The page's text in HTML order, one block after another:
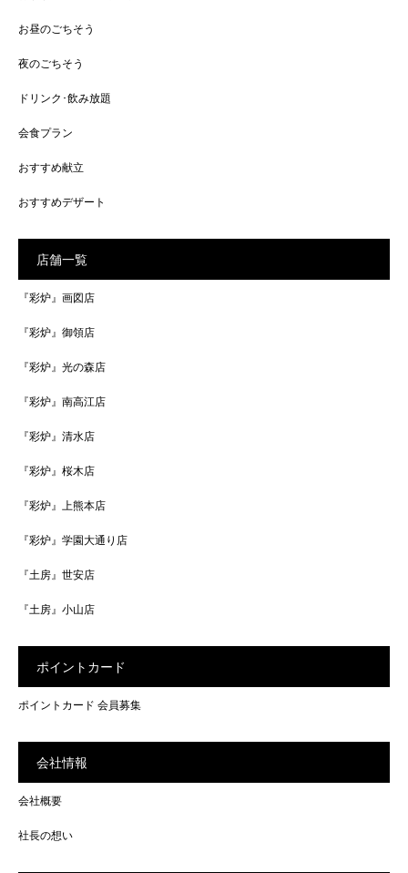
お昼のごちそう
夜のごちそう
ドリンク･飲み放題
会食プラン
おすすめ献立
おすすめデザート
店舗一覧
『彩炉』画図店
『彩炉』御領店
『彩炉』光の森店
『彩炉』南高江店
『彩炉』清水店
『彩炉』桜木店
『彩炉』上熊本店
『彩炉』学園大通り店
『土房』世安店
『土房』小山店
ポイントカード
ポイントカード 会員募集
会社情報
会社概要
社長の想い